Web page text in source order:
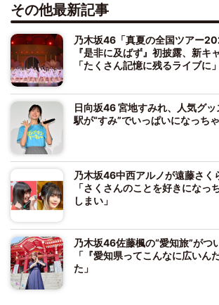
その他最新記事
乃木坂46「真夏の全国ツアー
『是非に及ばず』初披露、新キ
「たくさん記憶に残るライブに」
日向坂46 宮地すみれ、人気グ
駅が“すみ”でいっぱいになっちゃ
乃木坂46中西アルノが遠藤さく
「さくさんのことを好きになっ
しまい」
乃木坂46佐藤楓の“愛知旅”がつ
「『愛知県ってこんなに広いん
た」